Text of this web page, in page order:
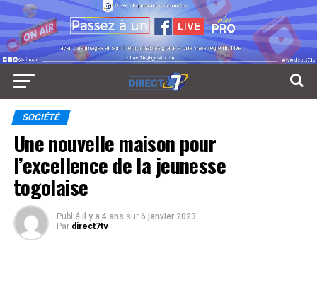
SOCIÉTÉ
Une nouvelle maison pour
l’excellence de la jeunesse
togolaise
Publié il y a 4 ans sur 6 janvier 2023
Par direct7tv